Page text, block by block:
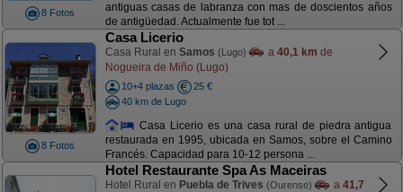
8 Fotos
antiguas casas de labranza con mas de doscientos años
de antigüedad. Actualmente fue tot ...
8 Fotos
Casa Licerio
Casa Rural en Samos (Lugo) a 40,1 km de
Nogueira de Miño (Lugo)
10+4 plazas
25 €
40 km de Lugo
Casa Licerio es una casa rural de piedra antigua
restaurada en 1995, ubicada en Samos, sobre el Camino
Francés. Capacidad para 10-12 persona ...
Hotel Restaurante Spa As Maceiras
Hotel Rural en Puebla de Trives (Ourense) a 41,7